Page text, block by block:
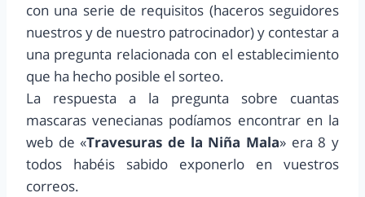
con una serie de requisitos (haceros seguidores
nuestros y de nuestro patrocinador) y contestar a
una pregunta relacionada con el establecimiento
que ha hecho posible el sorteo.
La respuesta a la pregunta sobre cuantas
mascaras venecianas podíamos encontrar en la
web de «Travesuras de la Niña Mala» era 8 y
todos habéis sabido exponerlo en vuestros
correos.